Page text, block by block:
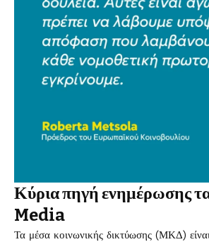
Κύρια πηγή ενημέρωσης
Media
Τα μέσα κοινωνικής δικτύωσης (ΜΚΔ)